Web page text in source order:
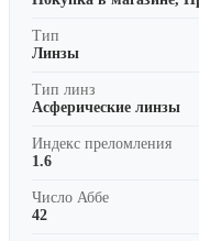
Тип
Линзы
Тип линз
Асферические линзы
Индекс преломления
1.6
Число Аббе
42